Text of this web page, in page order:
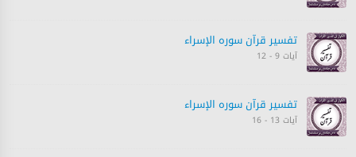
تفسیر قرآن سورہ ‎الإسراء
آیات 9 - 12
تفسیر قرآن سورہ ‎الإسراء
آیات 13 - 16